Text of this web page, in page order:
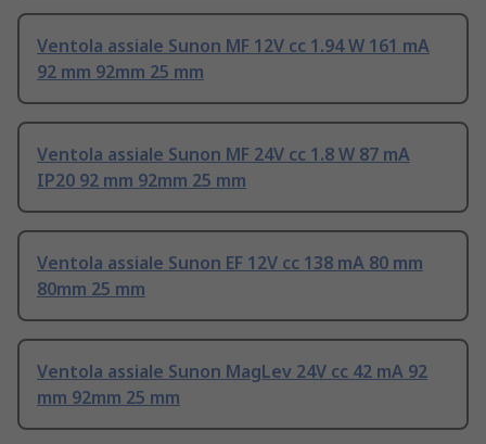
Ventola assiale Sunon MF 12V cc 1.94 W 161 mA
92 mm 92mm 25 mm
Ventola assiale Sunon MF 24V cc 1.8 W 87 mA
IP20 92 mm 92mm 25 mm
Ventola assiale Sunon EF 12V cc 138 mA 80 mm
80mm 25 mm
Ventola assiale Sunon MagLev 24V cc 42 mA 92
mm 92mm 25 mm